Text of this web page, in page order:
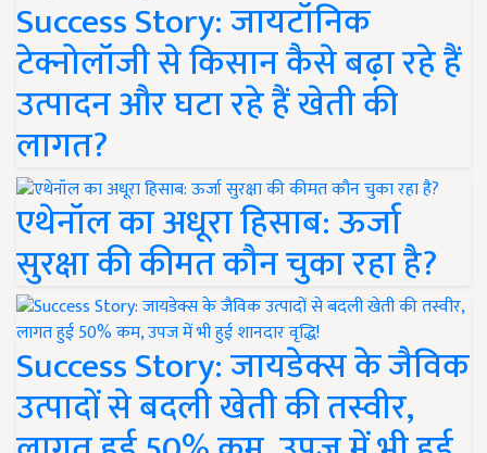
Success Story: जायटॉनिक
टेक्नोलॉजी से किसान कैसे बढ़ा रहे हैं
उत्पादन और घटा रहे हैं खेती की
लागत?
एथेनॉल का अधूरा हिसाब: ऊर्जा
सुरक्षा की कीमत कौन चुका रहा है?
Success Story: जायडेक्स के जैविक
उत्पादों से बदली खेती की तस्वीर,